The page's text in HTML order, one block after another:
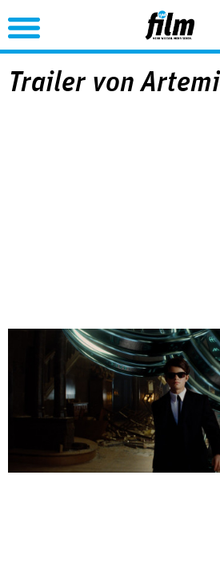
Jump to
Trailer von